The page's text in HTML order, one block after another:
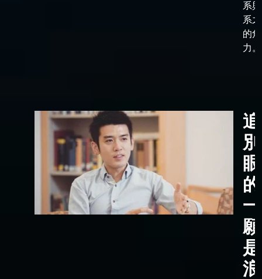
系
系
的角
力